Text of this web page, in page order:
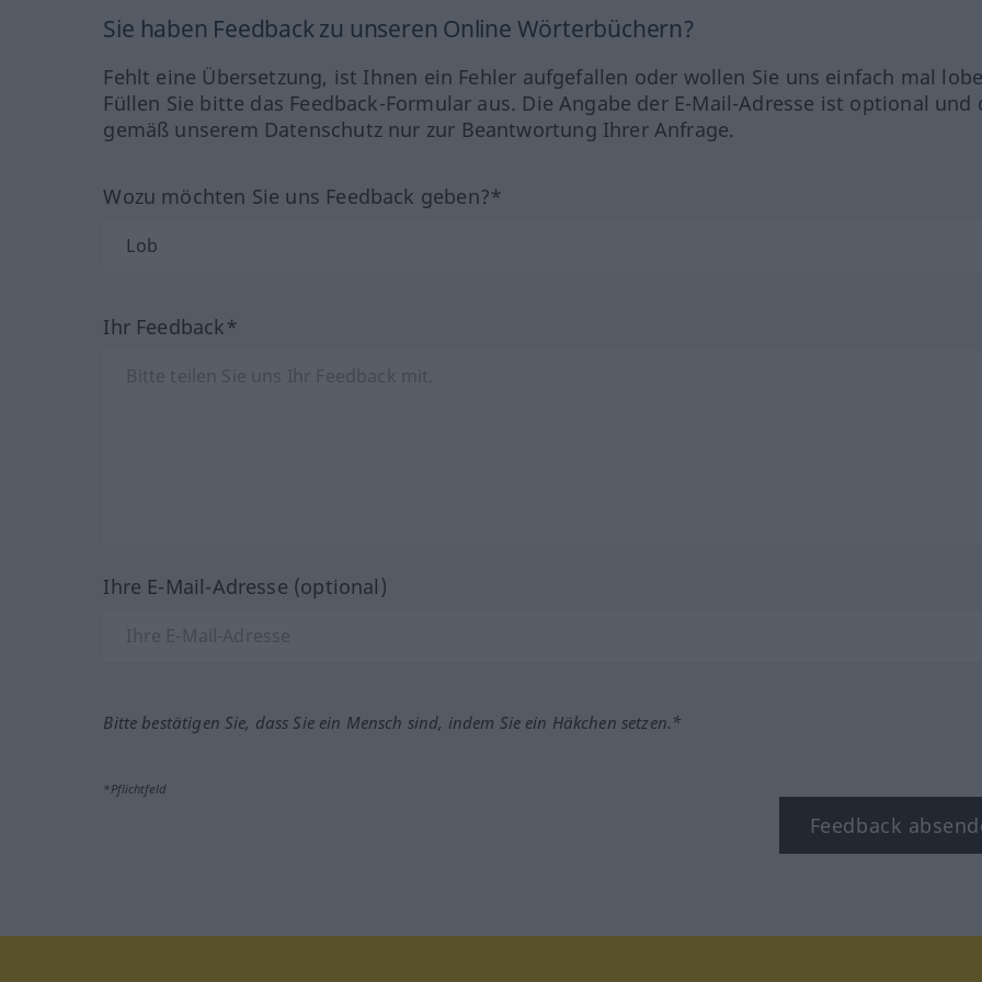
Sie haben Feedback zu unseren Online Wörterbüchern?
Fehlt eine Übersetzung, ist Ihnen ein Fehler aufgefallen oder wollen Sie uns einfach mal
Füllen Sie bitte das Feedback-Formular aus. Die Angabe der E-Mail-Adresse ist optional und
gemäß unserem Datenschutz nur zur Beantwortung Ihrer Anfrage.
Wozu möchten Sie uns Feedback geben?*
Ihr Feedback*
Ihre E-Mail-Adresse (optional)
Bitte bestätigen Sie, dass Sie ein Mensch sind, indem Sie ein Häkchen setzen.*
*Pflichtfeld
Feedback